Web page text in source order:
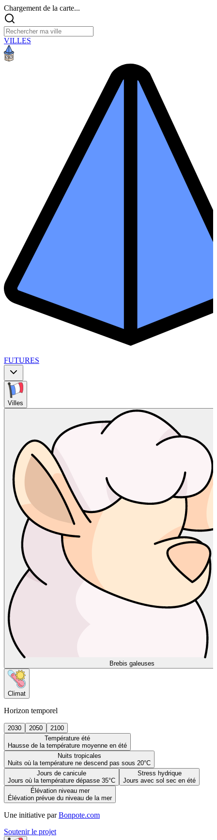
Chargement de la carte...
VILLES
FUTURES
Villes
Brebis galeuses
Climat
Horizon temporel
2030 2050
2100
Température été
Hausse de la température moyenne en été
Nuits tropicales
Nuits où la température ne descend pas sous 20°C
Jours de canicule
Jours où la température dépasse 35°C
Stress hydrique
Jours avec sol sec en été
Élévation niveau mer
Élévation prévue du niveau de la mer
Une initiative par Bonpote.com
Soutenir le projet